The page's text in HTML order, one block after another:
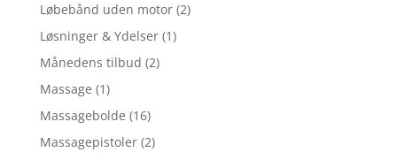
Løbebånd uden motor (2)
Løsninger & Ydelser (1)
Månedens tilbud (2)
Massage (1)
Massagebolde (16)
Massagepistoler (2)